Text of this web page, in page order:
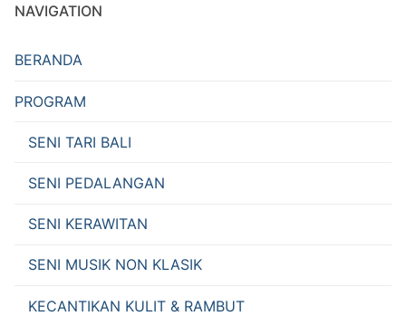
NAVIGATION
BERANDA
PROGRAM
SENI TARI BALI
SENI PEDALANGAN
SENI KERAWITAN
SENI MUSIK NON KLASIK
KECANTIKAN KULIT & RAMBUT